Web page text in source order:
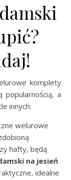
komplety
popularnością, a
innych:
welurowe
hafty, będą
na jesień
idealne